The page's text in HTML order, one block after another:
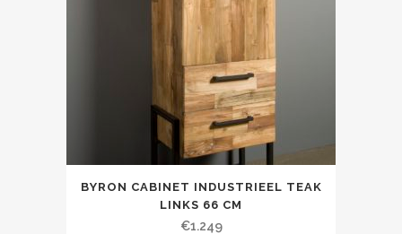
BYRON CABINET INDUSTRIEEL TEAK
LINKS 66 CM
€1.249